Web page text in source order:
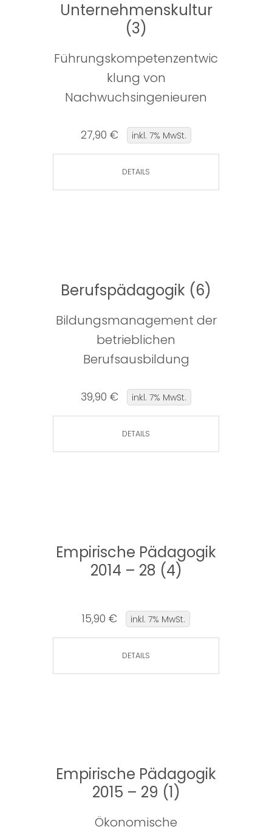
Unternehmenskultur
(3)
Führungskompetenzentwic
klung von
Nachwuchsingenieuren
27,90 € inkl. 7% MwSt.
DETAILS
Berufspädagogik (6)
Bildungsmanagement der
betrieblichen
Berufsausbildung
39,90 € inkl. 7% MwSt.
DETAILS
Empirische Pädagogik
2014 – 28 (4)
15,90 € inkl. 7% MwSt.
DETAILS
Empirische Pädagogik
2015 – 29 (1)
Ökonomische